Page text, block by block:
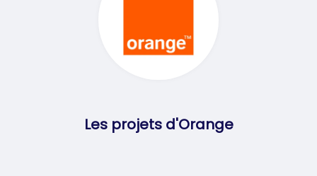
Les projets d'Orange